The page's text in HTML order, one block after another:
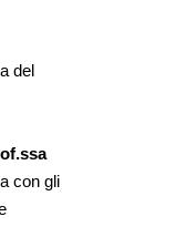
del
con gli